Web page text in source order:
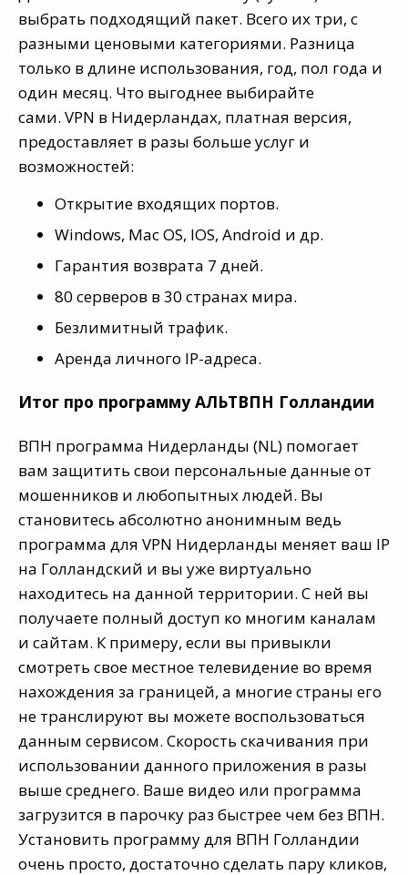
выбрать подходящий пакет. Всего их три, с
разными ценовыми категориями. Разница
только в длине использования, год, пол года и
один месяц. Что выгоднее выбирайте
сами. VPN в Нидерландах, платная версия,
предоставляет в разы больше услуг и
возможностей:
Открытие входящих портов.
Windows, Mac OS, IOS, Android и др.
Гарантия возврата 7 дней.
80 серверов в 30 странах мира.
Безлимитный трафик.
Аренда личного IP-адреса.
Итог про программу АЛЬТВПН Голландии
ВПН программа Нидерланды (NL) помогает
вам защитить свои персональные данные от
мошенников и любопытных людей. Вы
становитесь абсолютно анонимным ведь
программа для VPN Нидерланды меняет ваш IP
на Голландский и вы уже виртуально
находитесь на данной территории. С ней вы
получаете полный доступ ко многим каналам
и сайтам. К примеру, если вы привыкли
смотреть свое местное телевидение во время
нахождения за границей, а многие страны его
не транслируют вы можете воспользоваться
данным сервисом. Скорость скачивания при
использовании данного приложения в разы
выше среднего. Ваше видео или программа
загрузится в парочку раз быстрее чем без ВПН.
Установить программу для ВПН Голландии
очень просто, достаточно сделать пару кликов,